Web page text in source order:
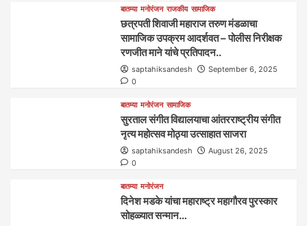
बातम्या मनोरंजन राजकीय सामाजिक
छत्रपती शिवाजी महाराज तरुण मंडळाचा
सामाजिक उपक्रम आदर्शवत – पोलीस निरीक्षक
रणजीत माने यांचे प्रतिपादन..
saptahiksandesh
September 6, 2025
0
बातम्या मनोरंजन सामाजिक
सुरताल संगीत विद्यालयाचा आंतरराष्ट्रीय संगीत
नृत्य महोत्सव मोठ्या उत्साहात साजरा
saptahiksandesh
August 26, 2025
0
बातम्या मनोरंजन
दिनेश मडके यांचा महाराष्ट्र महागौरव‌ पुरस्कार‌‌‌
सोहळ्यात सन्मान…